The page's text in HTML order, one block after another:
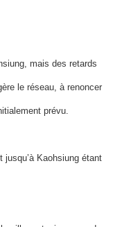
mais des retards
le réseau, à renoncer
prévu.
Kaohsiung étant